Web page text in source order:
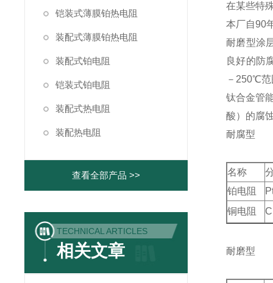
铠装式薄膜铂热电阻
装配式薄膜铂热电阻
装配式铂电阻
铠装式铂电阻
装配式热电阻
装配热电阻
查看全部产品 >>
TECHNICAL ARTICLES
相关文章
在某些特
本厂自90
耐磨型涂
良好的防
－250℃范
钛合金管
酸）的腐
耐腐型
名称
铂电阻
铜电阻
耐磨型